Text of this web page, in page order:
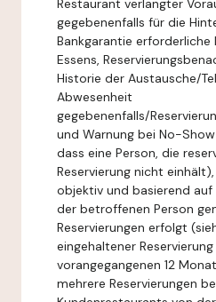
Restaurant verlangter
gegebenenfalls für die
Bankgarantie erforderliche
Essens,
Historie der Austausche/
Abwesenheit
gegebenenfalls/
und Warnung bei No-
dass eine Person, die
Reservierung nicht
objektiv und basierend
der betroffenen Person
Reservierungen erfolgt
eingehaltener
vorangegangenen 12
mehrere Reservierungen